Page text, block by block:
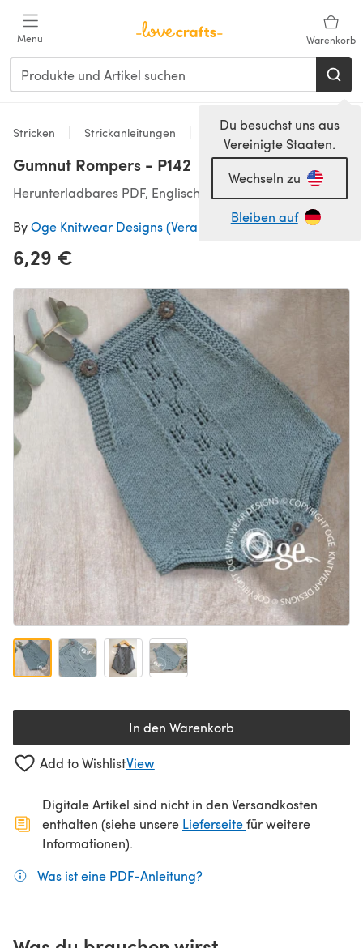
Menu Warenkorb
Du besuchst uns aus
Vereinigte Staaten.
Wechseln zu
Bleiben auf
Stricken Strickanleitungen Strickjacken
Gumnut Rompers - P142
Herunterladbares PDF, Englisch
ByOge Knitwear Designs (Vera Stensrud)
6,29 €
In den Warenkorb
Add to WishlistView
Digitale Artikel sind nicht in den Versandkosten
enthalten (siehe unsere Lieferseite(öffnet sich in
für weitere
Informationen).
Was ist eine PDF-Anleitung?